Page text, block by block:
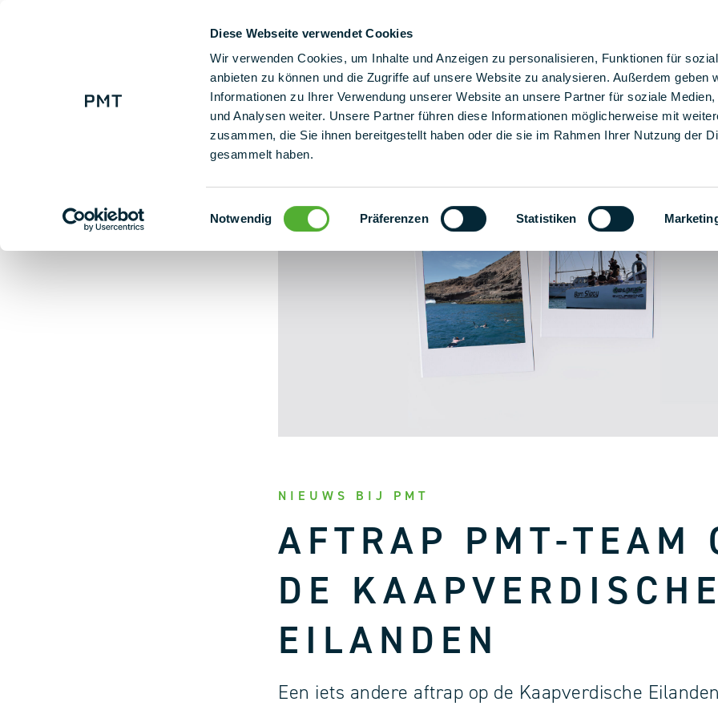
Diese Webseite verwendet Cookies
Wir verwenden Cookies, um Inhalte und Anzeigen zu personalisieren, Funktionen für
anbieten zu können und die Zugriffe auf unsere Website zu analysieren. Außerdem geben
Informationen zu Ihrer Verwendung unserer Website an unsere Partner für soziale Medien,
und Analysen weiter. Unsere Partner führen diese Informationen möglicherweise mit
zusammen, die Sie ihnen bereitgestellt haben oder die sie im Rahmen Ihrer Nutzung der
gesammelt haben.
Einwilligungsauswahl
Notwendig Präferenzen Statistiken
+ 49 (0) 9225 95500 Onze montageoplossingen
NIEUWS BIJ PMT
AFTRAP PMT-TEAM
DE KAAPVERDISCHE
EILANDEN
Een iets andere aftrap op de Kaapverdische